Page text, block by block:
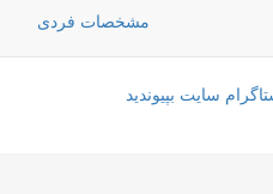
مشخصات فردی